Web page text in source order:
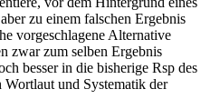
zu einem falschen Ergebnis
vorgeschlagene Alternative
zwar zum selben Ergebnis
besser in die bisherige Rsp des
und Systematik der